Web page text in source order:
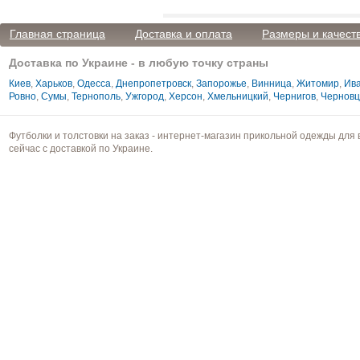
Главная страница Доставка и оплата Размеры и
Доставка по Украине - в любую точку страны
Киев, Харьков, Одесса, Днепропетровск, Запорожье, Винница, Житомир,
Ровно, Сумы, Тернополь, Ужгород, Херсон, Хмельницкий, Чернигов,
Футболки и толстовки на заказ - интернет-магазин прикольной одежды
сейчас с доставкой по Украине.